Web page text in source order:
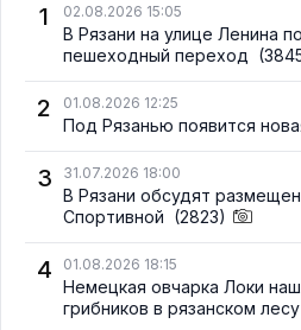
1
02.08.2026 15:05
В Рязани на улице Ленина
пешеходный переход
2 01.08.2026 12:25
Под Рязанью появится
3 31.07.2026 18:00
В Рязани обсудят
Спортивной (2823)
4 01.08.2026 18:15
Немецкая овчарка Локи
грибников в рязанском лесу